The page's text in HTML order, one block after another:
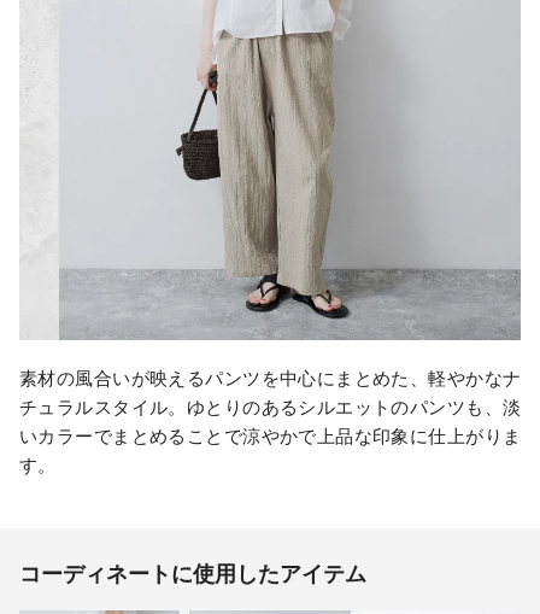
素材の風合いが映えるパンツを中心にまとめた、軽やかなナ
チュラルスタイル。ゆとりのあるシルエットのパンツも、淡
いカラーでまとめることで涼やかで上品な印象に仕上がりま
す。
コーディネートに使用したアイテム